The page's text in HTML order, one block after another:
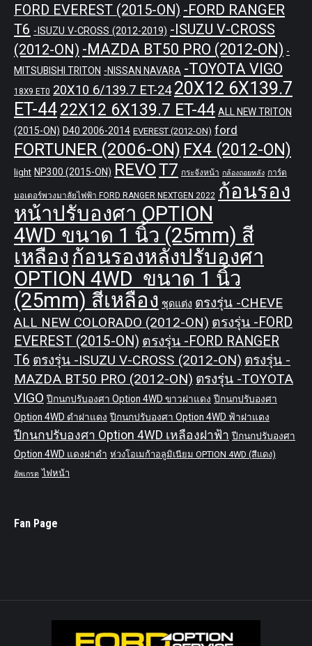
FORD EVEREST (2015-ON) -FORD RANGER
T6 -ISUZU V-CROSS (2012-2019) -ISUZU V-CROSS
(2012-ON) -MAZDA BT50 PRO (2012-ON) -
MITSUBISHI TRITON -NISSAN NAVARA -TOYOTA VIGO
18X9 ET0 20X10 6/139.7 ET-24 20X12 6X139.7
ET-4422X12 6X139.7 ET-44 ALL NEW TRITON
(2015-ON) D40 2006-2014 EVEREST (2012-ON) ford
FORTUNER (2006-ON) FX4 (2012-ON)
light NP300 (2015-ON) REVOT7 กระจังหน้า กล้องถอยหลัง การ์ด
มอเตอร์พวงมาลัยไฟฟ้า FORD RANGER NEXTGEN 2022 ก้อนรอง
หน้าปรับองศา OPTION
4WD ขนาด 1 นิ้ว (25mm) สี
เหลือง ก้อนรองหลังปรับองศา
OPTION 4WD ขนาด 1 นิ้ว
(25mm) สีเหลือง ชุดแต่ง ตรงรุ่น -CHEVE
ALL NEW COLORADO (2012-ON) ตรงรุ่น -FORD
EVEREST (2015-ON) ตรงรุ่น -FORD RANGER
T6 ตรงรุ่น -ISUZU V-CROSS (2012-ON) ตรงรุ่น -
MAZDA BT50 PRO (2012-ON) ตรงรุ่น -TOYOTA
VIGO ปีกนกปรับองศา Option 4WD ขาวฝาแดง ปีกนกปรับองศา
Option 4WD ดำฝาแดง ปีกนกปรับองศา Option 4WD ฟ้าฝาแดง
ปีกนกปรับองศา Option 4WD เหลืองฝาฟ้า ปีกนกปรับองศา
Option 4WD แดงฝาดำ ห่วงโอเมก้าอลูมิเนียม OPTION 4WD (สีแดง)
อัพเกรด ไฟหน้า
Fan Page